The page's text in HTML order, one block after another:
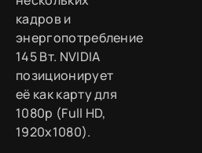
кадров и
энергопотребление
145 Вт. NVIDIA
позиционирует
её как карту для
1080p (Full HD,
1920x1080).